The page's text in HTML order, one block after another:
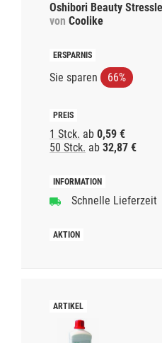
Oshibori Beauty
von Coolike
Sie sparen 66%
1 Stck. ab 0,59 €
50 Stck. ab 32,87 €
Schnelle Lieferzeit